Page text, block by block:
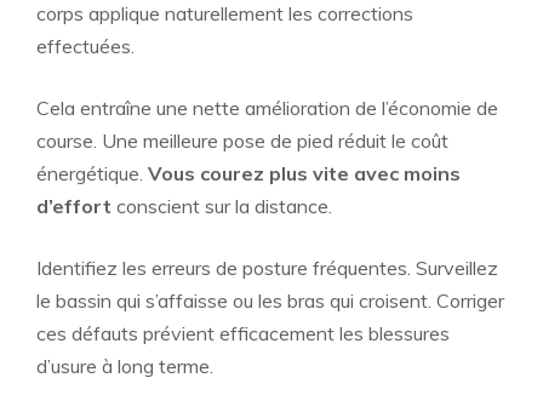
corps applique naturellement les corrections
effectuées.
Cela entraîne une nette amélioration de l’économie de
course. Une meilleure pose de pied réduit le coût
énergétique. Vous courez plus vite avec moins
d’effort conscient sur la distance.
Identifiez les erreurs de posture fréquentes. Surveillez
le bassin qui s’affaisse ou les bras qui croisent. Corriger
ces défauts prévient efficacement les blessures
d’usure à long terme.